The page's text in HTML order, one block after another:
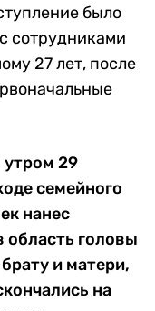
было
сотрудниками
27 лет, после
утром 29
семейного
нанес
область головы
и матери,
на